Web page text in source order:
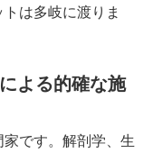
は多岐に渡りま
よる的確な施
です。解剖学、生